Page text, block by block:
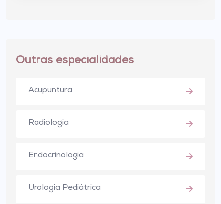
Outras especialidades
Acupuntura
Radiologia
Endocrinologia
Urologia Pediátrica